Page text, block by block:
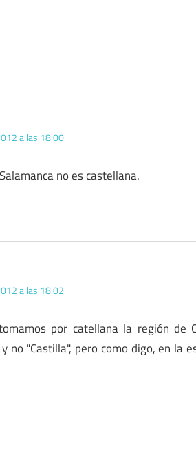
a las 18:00
no es castellana.
a las 18:02
por catellana la región de
no "Castilla", pero como digo, en